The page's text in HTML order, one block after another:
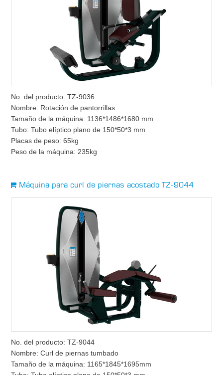
No. del producto: TZ-9036
Nombre: Rotación de pantorrillas
Tamaño de la máquina: 1136*1486*1680 mm
Tubo: Tubo elíptico plano de 150*50*3 mm
Placas de peso: 65kg
Peso de la máquina: 235kg
Máquina para curl de piernas acostado TZ-9044
No. del producto: TZ-9044
Nombre: Curl de piernas tumbado
Tamaño de la máquina: 1165*1845*1695mm